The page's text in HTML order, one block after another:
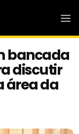
bancada
discutir
área da